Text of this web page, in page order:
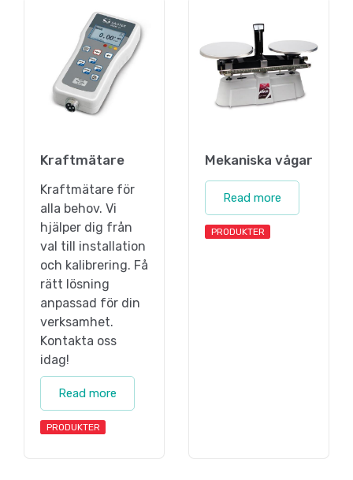
Kraftmätare
Kraftmätare för
alla behov. Vi
hjälper dig från
val till installation
och kalibrering. Få
rätt lösning
anpassad för din
verksamhet.
Kontakta oss
idag!
Read more
PRODUKTER
Mekaniska vågar
Read more
PRODUKTER